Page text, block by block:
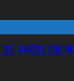
SAÚDE EM